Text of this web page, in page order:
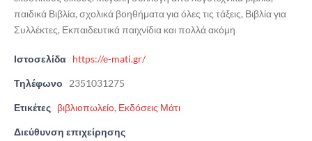
παιδικά Βιβλία, σχολικά βοηθήματα για όλες τις τάξεις, Βιβλία για
Συλλέκτες, Εκπαιδευτικά παιχνίδια και πολλά ακόμη
Ιστοσελίδα https://e-mati.gr/
Τηλέφωνο 2351031275
Ετικέτες βιβλιοπωλείο, Εκδόσεις Μάτι
Διεύθυνση επιχείρησης